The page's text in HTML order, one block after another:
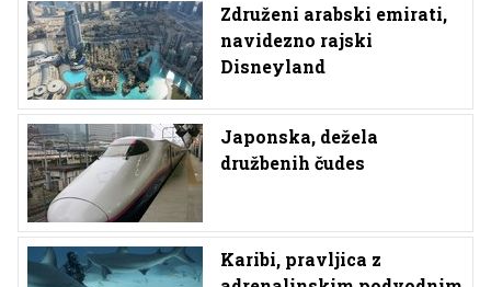
Združeni arabski emirati,
navidezno rajski
Disneyland
Japonska, dežela
družbenih čudes
Karibi, pravljica z